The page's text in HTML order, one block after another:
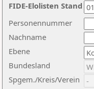
Nachname
Ebene
Personennummer
Bundesland
Spgem./Kreis/Verein
FIDE-Elolisten Stand